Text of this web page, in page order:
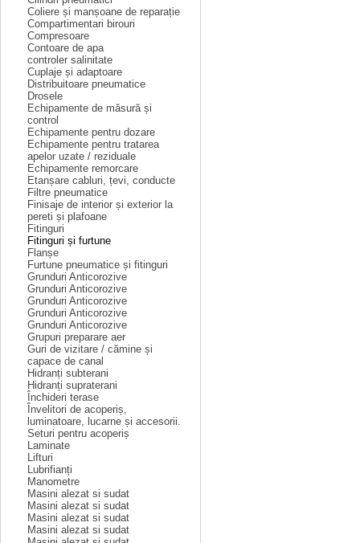
Coliere și manșoane de reparație
Compartimentari birouri
Compresoare
Contoare de apa
controler salinitate
Cuplaje și adaptoare
Distribuitoare pneumatice
Drosele
Echipamente de măsură și
control
Echipamente pentru dozare
Echipamente pentru tratarea
apelor uzate / reziduale
Echipamente remorcare
Etanșare cabluri, țevi, conducte
Filtre pneumatice
Finisaje de interior și exterior la
pereti și plafoane
Fitinguri
Fitinguri și furtune
Flanșe
Furtune pneumatice și fitinguri
Grunduri Anticorozive
Grunduri Anticorozive
Grunduri Anticorozive
Grunduri Anticorozive
Grunduri Anticorozive
Grupuri preparare aer
Guri de vizitare / cămine și
capace de canal
Hidranți subterani
Hidranți supraterani
Închideri terase
Învelitori de acoperiș,
luminatoare, lucarne și accesorii.
Seturi pentru acoperiș
Laminate
Lifturi
Lubrifianți
Manometre
Masini alezat si sudat
Masini alezat si sudat
Masini alezat si sudat
Masini alezat si sudat